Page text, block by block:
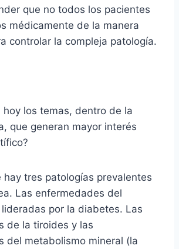
que no todos los pacientes
médicamente de la manera
controlar la compleja patología.
hoy los temas, dentro de la
que generan mayor interés
hay tres patologías prevalentes
Las enfermedades del
por la diabetes. Las
de la tiroides y las
del metabolismo mineral (la